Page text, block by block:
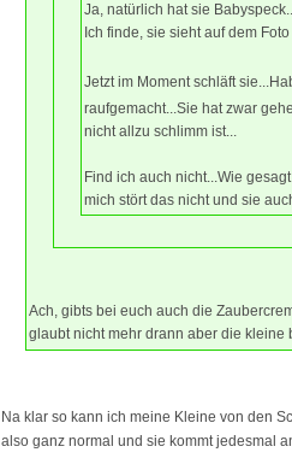
Ja, natürlich hat sie
Ich finde, sie sieht auf dem
Jetzt im Moment schläft
raufgemacht...Sie hat zwar
nicht allzu schlimm ist...
Find ich auch nicht...Wie
mich stört das nicht und sie
Ach, gibts bei euch auch die
glaubt nicht mehr drann aber die kleine
Na klar so kann ich meine Kleine von den
also ganz normal und sie kommt jedesmal